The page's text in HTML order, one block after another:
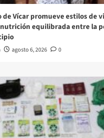
Vícar promueve estilos de
equilibrada entre la
agosto 6, 2026 0